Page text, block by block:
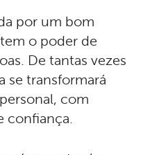
por um bom
o poder de
De tantas vezes
se transformará
com
confiança.